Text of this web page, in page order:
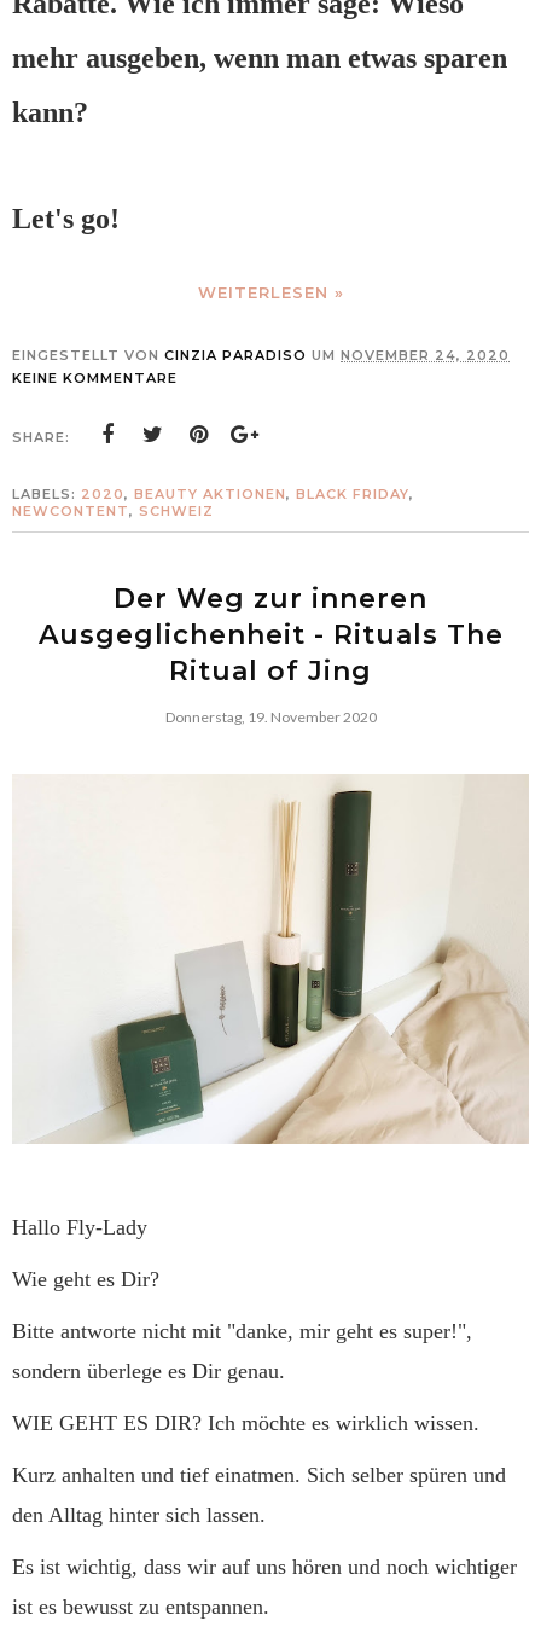
mehr ausgeben, wenn man etwas sparen
kann?
Let's go!
WEITERLESEN »
EINGESTELLT VON CINZIA PARADISO UM NOVEMBER 24, 2020
KEINE KOMMENTARE
SHARE:
LABELS: 2020, BEAUTY AKTIONEN, BLACK FRIDAY,
NEWCONTENT, SCHWEIZ
Der Weg zur inneren
Ausgeglichenheit - Rituals The
Ritual of Jing
Donnerstag, 19. November 2020
Hallo Fly-Lady
Wie geht es Dir?
Bitte antworte nicht mit "danke, mir geht es super!",
sondern überlege es Dir genau.
WIE GEHT ES DIR? Ich möchte es wirklich wissen.
Kurz anhalten und tief einatmen. Sich selber spüren und
den Alltag hinter sich lassen.
Es ist wichtig, dass wir auf uns hören und noch wichtiger
ist es bewusst zu entspannen.